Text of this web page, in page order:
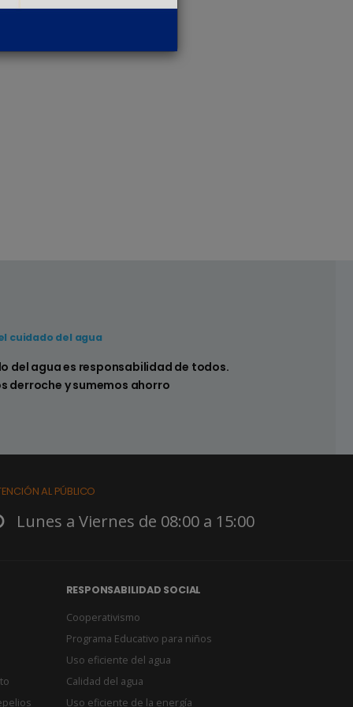
pérdidas en los sistemas sanitarios de
cuidado del agua
del agua es responsabilidad de todos.
derroche y sumemos ahorro
AL PÚBLICO
Lunes a Viernes de 08:00 a 15:00
RESPONSABILIDAD SOCIAL
Cooperativismo
Programa Educativo para niños
Uso eficiente del agua
Calidad del agua
Uso eficiente de la energía